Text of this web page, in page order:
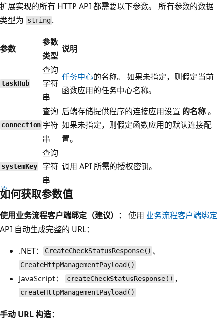
扩展实现的所有 HTTP API 都需要以下参数。 所有参数的数据
类型为 string .
参数
参数
类型
说明
taskHub
查询
字符
串
任务中心的名称。 如果未指定，则假定当前
函数应用的任务中心名称。
connection
查询
字符
串
后端存储提供程序的连接应用设置 的名称。
如果未指定，则假定函数应用的默认连接配
置。
systemKey
查询
字符
串
调用 API 所需的授权密钥。
如何获取参数值
使用业务流程客户端绑定（建议）： 使用 业务流程客户端绑定
API 自动生成完整的 URL：
.NET：
CreateCheckStatusResponse() 、
CreateHttpManagementPayload()
JavaScript： createCheckStatusResponse() ，
createHttpManagementPayload()
手动 URL 构造：